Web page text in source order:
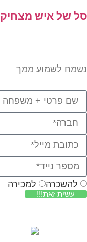
של איש מצחיק
לשמוע ממך
להשכרה למכירה
עשית זאת!!!